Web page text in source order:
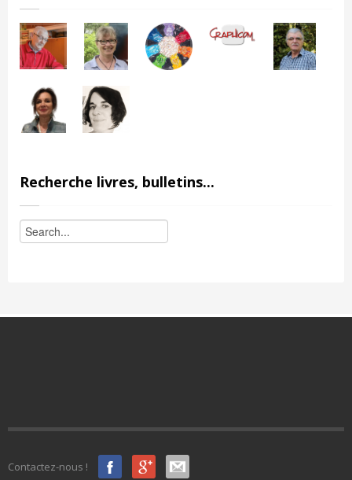
Recherche livres, bulletins...
Contactez-nous !